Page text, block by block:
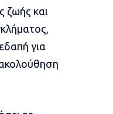
ζωής και
για